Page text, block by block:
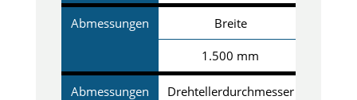
Abmessungen Breite
1.500 mm
Abmessungen Drehtellerdurchmesser